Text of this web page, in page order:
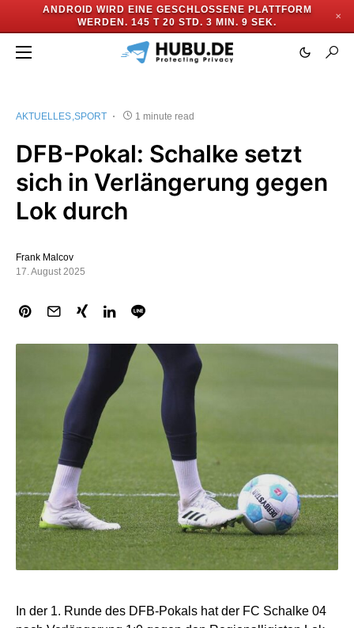
ANDROID WIRD EINE GESCHLOSSENE PLATTFORM
WERDEN. 145 T 20 STD. 3 MIN. 9 SEK.
✕
AKTUELLES SPORT 1 minute read
DFB-Pokal: Schalke setzt
sich in Verlängerung gegen
Lok durch
Frank Malcov
17. August 2025
In der 1. Runde des DFB-Pokals hat der FC Schalke 04